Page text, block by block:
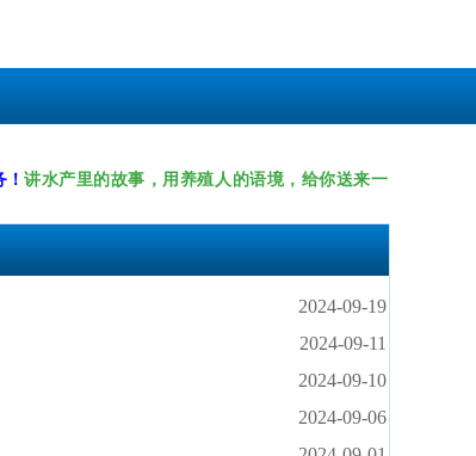
讲水产里的故事，用养殖人的语境，给你送来一
2024-09-19
2024-09-11
2024-09-10
2024-09-06